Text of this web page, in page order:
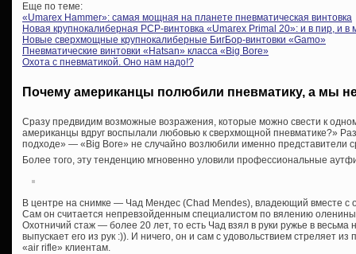
Еще по теме:
«Umarex Hammer»: самая мощная на планете пневматическая винтовка
Новая крупнокалиберная PCP-винтовка «Umarex Primal 20»: и в пир, и в
Новые сверхмощные крупнокалиберные БигБор-винтовки «Gamo»
Пневматические винтовки «Hatsan» класса «Big Bore»
Охота с пневматикой. Оно нам надо!?
Почему американцы полюбили пневматику, а мы
Сразу предвидим возможные возражения, которые можно свести к
американцы вдруг воспылали любовью к сверхмощной пневматике?»
подходе» — «Big Bore» не случайно возлюбили именно представители
Более того, эту тенденцию мгновенно уловили профессиональные
В центре на снимке — Чад Мендес (Chad Mendes), владеющий вместе с
Сам он считается непревзойденным специалистом по вялению
Охотничий стаж — более 20 лет, то есть Чад взял в руки ружье в
выпускает его из рук :)). И ничего, он и сам с удовольствием стреляет
«air rifle» клиентам.